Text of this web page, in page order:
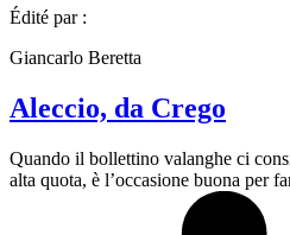
Édité par :
Giancarlo Beretta
Aleccio, da Crego
Quando il bollettino valanghe ci
alta quota, è l’occasione buona per